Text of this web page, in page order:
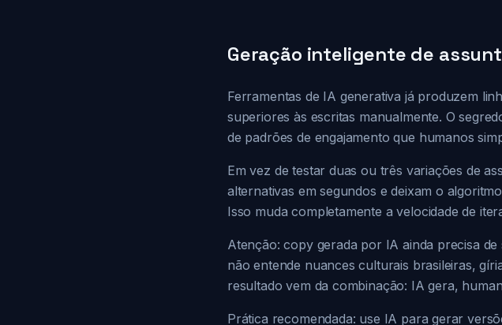
Geração inteligente de
Ferramentas de IA generativa já produzem
superiores às escritas manualmente. O
de padrões de engajamento que humanos
Em vez de testar duas ou três variações de
alternativas em segundos e deixam o
Isso muda completamente a velocidade de
Atenção: copy gerada por IA ainda precisa
não entende nuances culturais brasileiras,
resultado vem da combinação: IA gera,
Prática recomendada: use IA para gerar